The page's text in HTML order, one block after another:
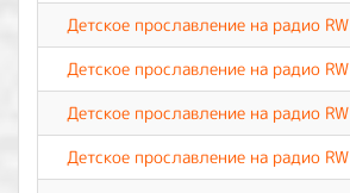
Детское прославление на радио RW
Детское прославление на радио RW
Детское прославление на радио RW
Детское прославление на радио RW